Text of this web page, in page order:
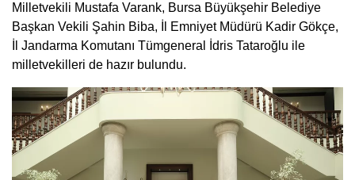
Milletvekili Mustafa Varank, Bursa Büyükşehir Belediye
Başkan Vekili Şahin Biba, İl Emniyet Müdürü Kadir Gökçe,
İl Jandarma Komutanı Tümgeneral İdris Tataroğlu ile
milletvekilleri de hazır bulundu.